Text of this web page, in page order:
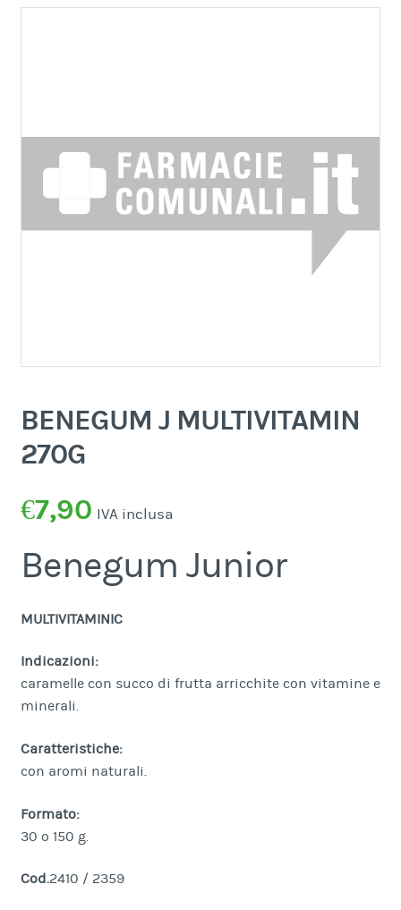
BENEGUM J MULTIVITAMIN
270G
€7,90 IVA inclusa
Benegum Junior
MULTIVITAMINIC
Indicazioni:
caramelle con succo di frutta arricchite con vitamine e
minerali.
Caratteristiche:
con aromi naturali.
Formato:
30 o 150 g.
Cod.2410 / 2359